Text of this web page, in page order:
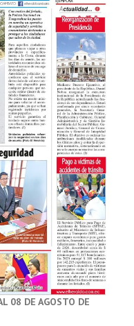
08 DE AGOSTO DE